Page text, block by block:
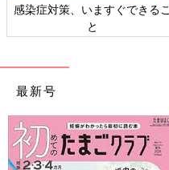
感染症対策、いますぐできるこ
と
最新号